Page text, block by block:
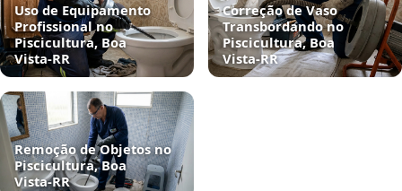
Uso de Equipamento
Profissional no
Piscicultura, Boa
Vista‑RR
Correção de Vaso
Transbordando no
Piscicultura, Boa
Vista‑RR
Remoção de Objetos no
Piscicultura, Boa
Vista‑RR